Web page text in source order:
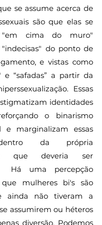
se assume acerca de
são que elas se
"em cima do muro"
"indecisas" do ponto de
e vistas como
e “safadas” a partir da
Essas
identidades
o binarismo
e marginalizam essas
da própria
que deveria ser
Há uma percepção
mulheres bi's são
ainda não tiveram a
assumirem ou héteros
diversão. Podemos